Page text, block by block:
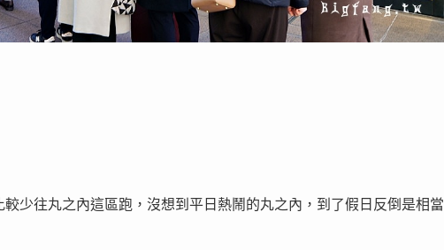
少往丸之內這區跑，沒想到平日熱鬧的丸之內，到了假日反倒是相當